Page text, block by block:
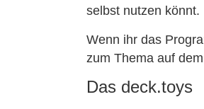
selbst nutzen könnt.
Wenn ihr das
zum Thema auf
Das deck.toys